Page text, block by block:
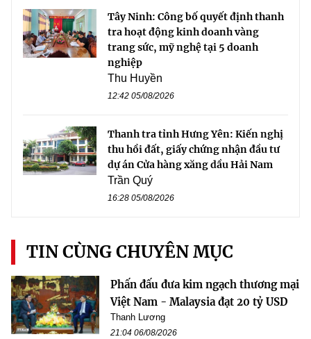
Tây Ninh: Công bố quyết định thanh
tra hoạt động kinh doanh vàng
trang sức, mỹ nghệ tại 5 doanh
nghiệp
Thu Huyền
12:42 05/08/2026
Thanh tra tỉnh Hưng Yên: Kiến nghị
thu hồi đất, giấy chứng nhận đầu tư
dự án Cửa hàng xăng dầu Hải Nam
Trần Quý
16:28 05/08/2026
TIN CÙNG CHUYÊN MỤC
Phấn đấu đưa kim ngạch thương mại
Việt Nam - Malaysia đạt 20 tỷ USD
Thanh Lương
21:04 06/08/2026